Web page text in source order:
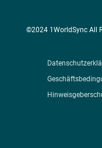
©2024 1WorldSync All